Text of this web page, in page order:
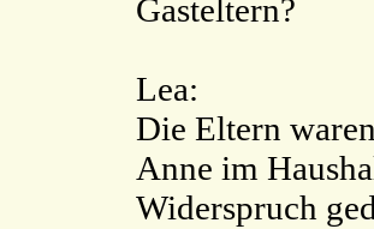
Gasteltern?
Lea:
Die Eltern
Anne im
Widerspruch